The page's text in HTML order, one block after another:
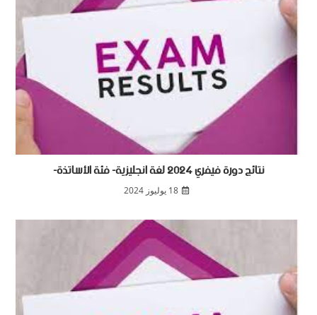
نتائج دورة فيفري 2024 لغة انجليزية- فئة الأساتذة-
18 يوليوز 2024